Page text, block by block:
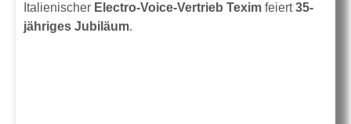
Italienischer Electro-Voice-Vertrieb Texim feiert35-
jähriges Jubiläum.